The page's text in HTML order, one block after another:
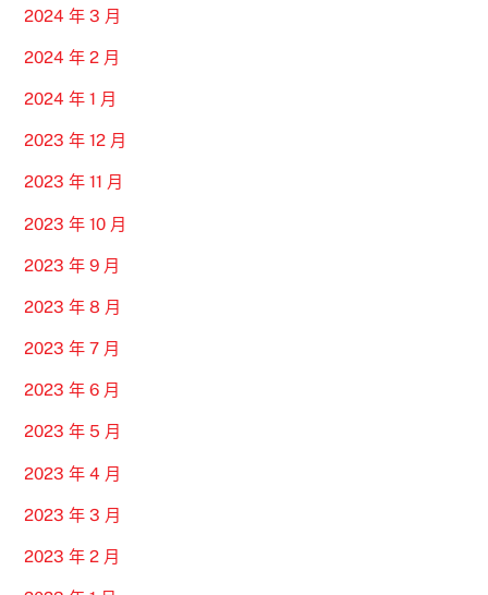
2024 年 3 月
2024 年 2 月
2024 年 1 月
2023 年 12 月
2023 年 11 月
2023 年 10 月
2023 年 9 月
2023 年 8 月
2023 年 7 月
2023 年 6 月
2023 年 5 月
2023 年 4 月
2023 年 3 月
2023 年 2 月